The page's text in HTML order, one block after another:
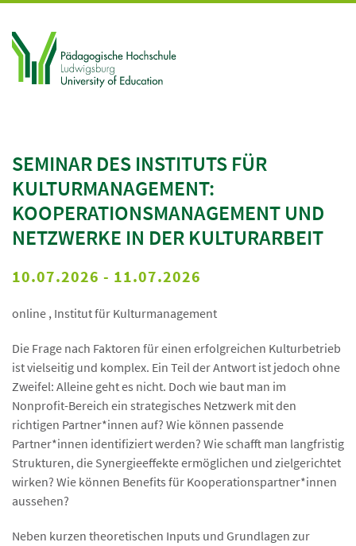
SEMINAR DES INSTITUTS FÜR
KULTURMANAGEMENT:
KOOPERATIONSMANAGEMENT UND
NETZWERKE IN DER KULTURARBEIT
10.07.2026 - 11.07.2026
online , Institut für Kulturmanagement
Die Frage nach Faktoren für einen erfolgreichen Kulturbetrieb
ist vielseitig und komplex. Ein Teil der Antwort ist jedoch ohne
Zweifel: Alleine geht es nicht. Doch wie baut man im
Nonprofit-Bereich ein strategisches Netzwerk mit den
richtigen Partner*innen auf? Wie können passende
Partner*innen identifiziert werden? Wie schafft man langfristig
Strukturen, die Synergieeffekte ermöglichen und zielgerichtet
wirken? Wie können Benefits für Kooperationspartner*innen
aussehen?
Neben kurzen theoretischen Inputs und Grundlagen zur